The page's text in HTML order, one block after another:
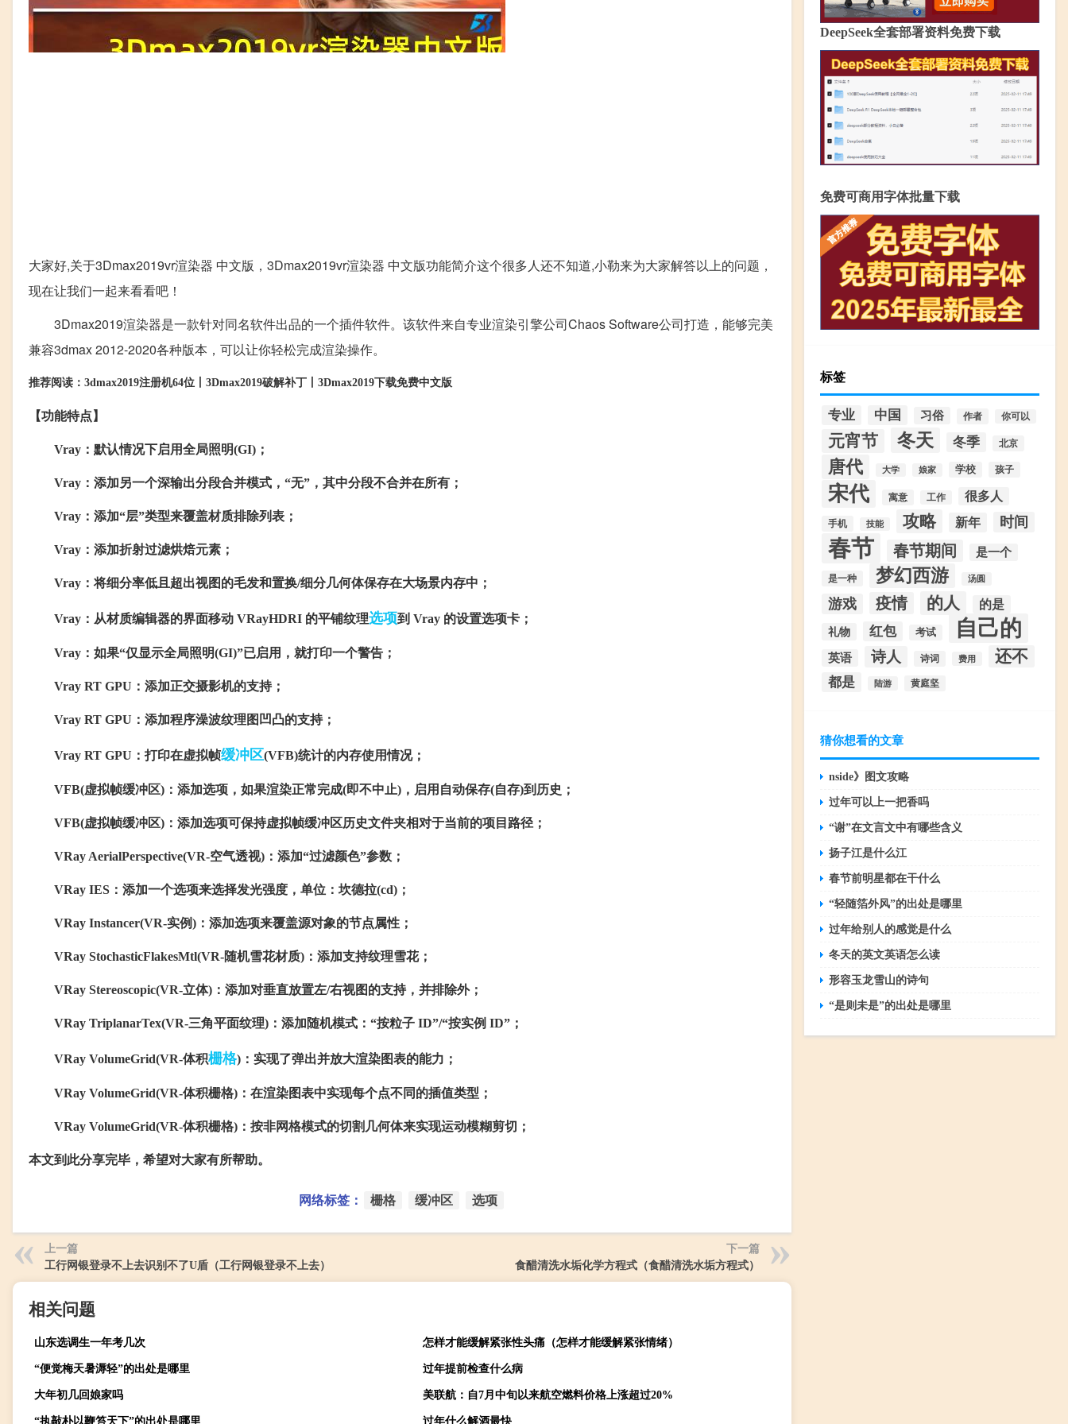
大家好,关于3Dmax2019vr渲染器 中文版，3Dmax2019vr渲染器 中文版功能简介这个很多人还不知道,小勒来为大家解答以上的问题，
现在让我们一起来看看吧！
3Dmax2019渲染器是一款针对同名软件出品的一个插件软件。该软件来自专业渲染引擎公司Chaos Software公司打造，能够完美
兼容3dmax 2012-2020各种版本，可以让你轻松完成渲染操作。
推荐阅读：3dmax2019注册机64位丨3Dmax2019破解补丁丨3Dmax2019下载免费中文版
【功能特点】
Vray：默认情况下启用全局照明(GI)；
Vray：添加另一个深输出分段合并模式，“无”，其中分段不合并在所有；
Vray：添加“层”类型来覆盖材质排除列表；
Vray：添加折射过滤烘焙元素；
Vray：将细分率低且超出视图的毛发和置换/细分几何体保存在大场景内存中；
Vray：从材质编辑器的界面移动 VRayHDRI 的平铺纹理选项到 Vray 的设置选项卡；
Vray：如果“仅显示全局照明(GI)”已启用，就打印一个警告；
Vray RT GPU：添加正交摄影机的支持；
Vray RT GPU：添加程序澡波纹理图凹凸的支持；
Vray RT GPU：打印在虚拟帧缓冲区(VFB)统计的内存使用情况；
VFB(虚拟帧缓冲区)：添加选项，如果渲染正常完成(即不中止)，启用自动保存(自存)到历史；
VFB(虚拟帧缓冲区)：添加选项可保持虚拟帧缓冲区历史文件夹相对于当前的项目路径；
VRay AerialPerspective(VR-空气透视)：添加“过滤颜色”参数；
VRay IES：添加一个选项来选择发光强度，单位：坎德拉(cd)；
VRay Instancer(VR-实例)：添加选项来覆盖源对象的节点属性；
VRay StochasticFlakesMtl(VR-随机雪花材质)：添加支持纹理雪花；
VRay Stereoscopic(VR-立体)：添加对垂直放置左/右视图的支持，并排除外；
VRay TriplanarTex(VR-三角平面纹理)：添加随机模式：“按粒子 ID”/“按实例 ID”；
VRay VolumeGrid(VR-体积栅格)：实现了弹出并放大渲染图表的能力；
VRay VolumeGrid(VR-体积栅格)：在渲染图表中实现每个点不同的插值类型；
VRay VolumeGrid(VR-体积栅格)：按非网格模式的切割几何体来实现运动模糊剪切；
本文到此分享完毕，希望对大家有所帮助。
网络标签： 栅格 缓冲区 选项
上一篇
工行网银登录不上去识别不了U盾（工行网银登录不上去）
下一篇
食醋清洗水垢化学方程式（食醋清洗水垢方程式）
相关问题
山东选调生一年考几次 怎样才能缓解紧张性头痛（怎样才能缓解紧张情绪）
“便觉梅天暑溽轻”的出处是哪里 过年提前检查什么病
大年初几回娘家吗 美联航：自7月中旬以来航空燃料价格上涨超过20%
“执敲朴以鞭笞天下”的出处是哪里 过年什么解酒最快
DeepSeek全套部署资料免费下载
免费可商用字体批量下载
标签
专业 中国 习俗 作者 你可以
元宵节 冬天 冬季 北京
唐代 大学 娘家 学校 孩子
宋代 寓意 工作 很多人
手机 技能 攻略 新年 时间
春节 春节期间 是一个
是一种 梦幻西游 汤圆
游戏 疫情 的人 的是
礼物 红包 考试 自己的
英语 诗人 诗词 费用 还不
都是 陆游 黄庭坚
猜你想看的文章
nside》图文攻略
过年可以上一把香吗
“谢”在文言文中有哪些含义
扬子江是什么江
春节前明星都在干什么
“轻随箔外风”的出处是哪里
过年给别人的感觉是什么
冬天的英文英语怎么读
形容玉龙雪山的诗句
“是则未是”的出处是哪里